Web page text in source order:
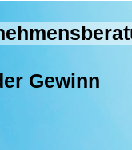
Gewinn